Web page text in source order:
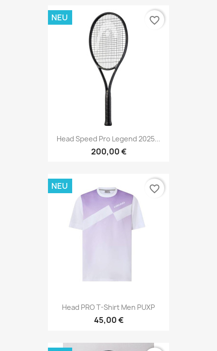
Head Speed Pro Legend 2025...
200,00 €
NEU favorite_border
Head PRO T-Shirt Men PUXP
45,00 €
NEU favorite_border